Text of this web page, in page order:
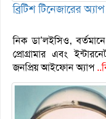
ব্রিটিশ টিনেজারের
নিক ডা’লইসিও,
প্রোগ্রামার এবং
জনপ্রিয় আইফোন অ্যাপ